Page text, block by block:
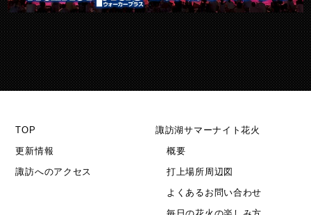
TOP
更新情報
諏訪へのアクセス
諏訪湖サマーナイト花火
概要
打上場所周辺図
よくあるお問い合わせ